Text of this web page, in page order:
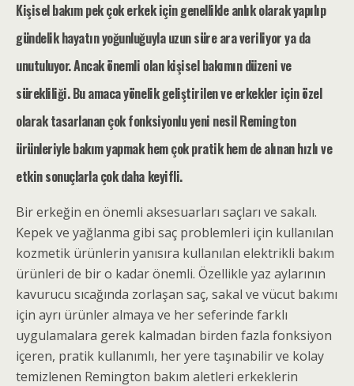
Kişisel bakım pek çok erkek için genellikle anlık olarak yapılıp
gündelik hayatın yoğunluğuyla uzun süre ara veriliyor ya da
unutuluyor. Ancak önemli olan kişisel bakımın düzeni ve
sürekliliği. Bu amaca yönelik geliştirilen ve erkekler için özel
olarak tasarlanan çok fonksiyonlu yeni nesil Remington
ürünleriyle bakım yapmak hem çok pratik hem de alınan hızlı ve
etkin sonuçlarla çok daha keyifli.
Bir erkeğin en önemli aksesuarları saçları ve sakalı.
Kepek ve yağlanma gibi saç problemleri için kullanılan
kozmetik ürünlerin yanısıra kullanılan elektrikli bakım
ürünleri de bir o kadar önemli. Özellikle yaz aylarının
kavurucu sıcağında zorlaşan saç, sakal ve vücut bakımı
için ayrı ürünler almaya ve her seferinde farklı
uygulamalara gerek kalmadan birden fazla fonksiyon
içeren, pratik kullanımlı, her yere taşınabilir ve kolay
temizlenen Remington bakım aletleri erkeklerin